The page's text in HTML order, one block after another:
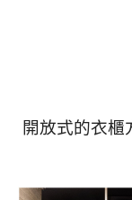
開放式的衣櫃